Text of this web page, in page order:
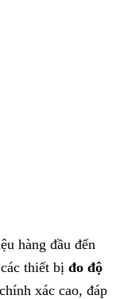
hàng đầu đến
thiết bị đo độ
xác cao, đáp